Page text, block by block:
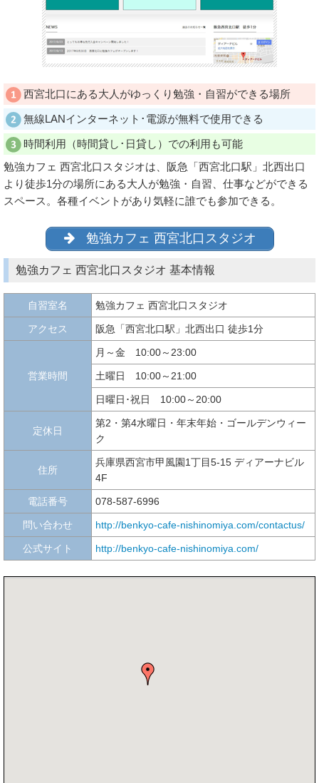
西宮北口にある大人がゆっくり勉強・自習ができる場所
無線LANインターネット･電源が無料で使用できる
時間利用（時間貸し･日貸し）での利用も可能
勉強カフェ 西宮北口スタジオは、阪急「西宮北口駅」北西出口
より徒歩1分の場所にある大人が勉強・自習、仕事などができる
スペース。各種イベントがあり気軽に誰でも参加できる。
勉強カフェ 西宮北口スタジオ
勉強カフェ 西宮北口スタジオ 基本情報
自習室名 勉強カフェ 西宮北口スタジオ
アクセス 阪急「西宮北口駅」北西出口 徒歩1分
営業時間
月～金 10:00～23:00
土曜日 10:00～21:00
日曜日･祝日 10:00～20:00
定休日
第2・第4水曜日・年末年始・ゴールデンウィー
ク
住所
兵庫県西宮市甲風園1丁目5-15 ディアーナビル
4F
電話番号 078-587-6996
問い合わせ http://benkyo-cafe-nishinomiya.com/contactus/
公式サイト http://benkyo-cafe-nishinomiya.com/